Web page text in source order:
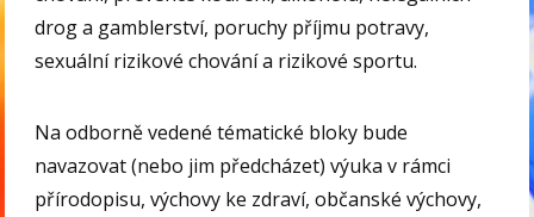
drog a gamblerství, poruchy příjmu potravy,
sexuální rizikové chování a rizikové sportu.
Na odborně vedené tématické bloky bude
navazovat (nebo jim předcházet) výuka v rámci
přírodopisu, výchovy ke zdraví, občanské výchovy,